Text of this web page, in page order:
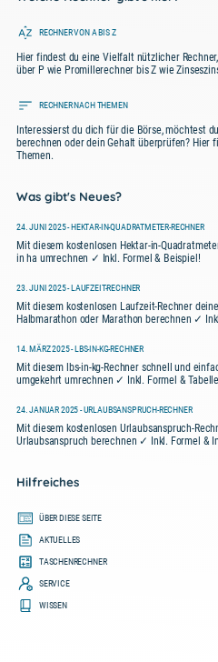
Training und Erfahrung
ebenfalls eine Rolle, da
Verkehrssituationen
Insgesamt ist es
verantwortungsbewusst
sein, dass die
entscheidende Rolle für
RECHNER VON A BIS Z
Hier findest du eine Vielfalt nützlicher
über P wie Promillerechner bis Z wie
RECHNER NACH THEMEN
Interessierst du dich für die Börse, möchtest
berechnen oder dein Gehalt überprüfen? Hier
Themen.
Was gibt's Neues?
24. JUNI 2025 - HEKTAR-IN-QUADRATMETER-RECHNER
Mit diesem kostenlosen Hektar-in-
in ha umrechnen ✓ Inkl. Formel & Beispiel!
23. JUNI 2025 - LAUFZEIT-RECHNER
Mit diesem kostenlosen Laufzeit-Rechner
Halbmarathon oder Marathon berechnen ✓
14. MÄRZ 2025 - LBS-IN-KG-RECHNER
Mit diesem lbs-in-kg-Rechner schnell und
umgekehrt umrechnen ✓ Inkl. Formel &
24. JANUAR 2025 - URLAUBSANSPRUCH-RECHNER
Mit diesem kostenlosen Urlaubsanspruch-
Urlaubsanspruch berechnen ✓ Inkl. Formel &
Hilfreiches
ÜBER DIESE SEITE
AKTUELLES
TASCHENRECHNER
SERVICE
WISSEN